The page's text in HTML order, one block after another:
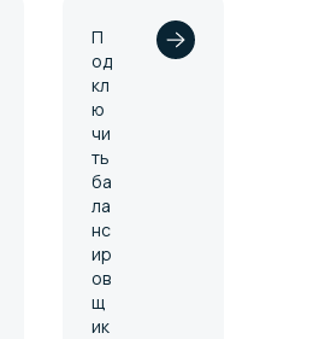
П
од
кл
ю
чи
ть
ба
ла
нс
ир
ов
щ
ик